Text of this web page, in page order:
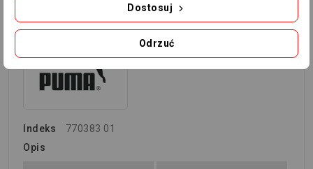
Indeks
770383 01
Opis
Odrzuć
Dostosuj